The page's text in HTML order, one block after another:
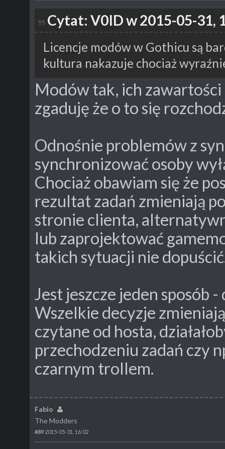
Cytat: V0ID w 2015-05-31,
Licencje modów w Gothicu są
kultura nakazuje chociaż
Modów tak, ich
zgaduję że o to się
Odnośnie problemów z
synchronizować osoby
Chociaż obawiam się że
rezultat zadań zmieniają
stronie clienta,
lub zaprojektować
takich sytuacji nie
Jest jeszcze jeden sposób
Wszelkie decyzje
czytane od hosta,
przechodzeniu zadań czy
czarnym trollem.
Fabio
The Modders
#89 2015-05-31, 16:02